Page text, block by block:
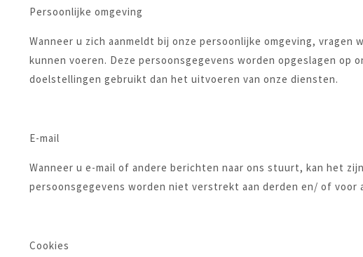
Persoonlijke omgeving
Wanneer u zich aanmeldt bij onze persoonlijke omgeving,
kunnen voeren. Deze persoonsgegevens worden opgeslagen
doelstellingen gebruikt dan het uitvoeren van onze diensten.
E-mail
Wanneer u e-mail of andere berichten naar ons stuurt, kan het
persoonsgegevens worden niet verstrekt aan derden en/ of
Cookies